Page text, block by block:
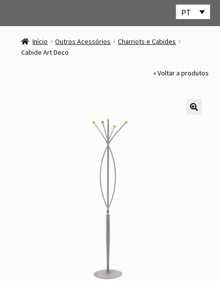
PT
navegação
conteúdo
Início Outros Acessórios
Charriots e Cabides
Cabide Art Deco
« Voltar a produtos